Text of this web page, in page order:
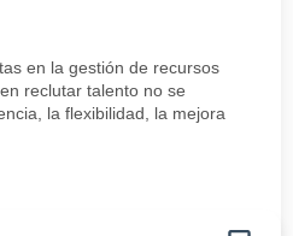
en la gestión de recursos
reclutar talento no se
la flexibilidad, la mejora